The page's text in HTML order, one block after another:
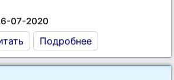
07-2020
Подробнее